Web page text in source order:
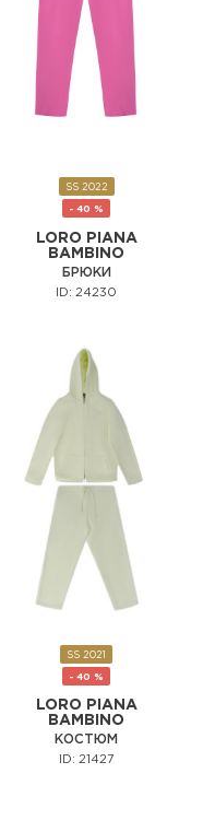
SS 2022
- 40 %
LORO PIANA
BAMBINO
БРЮКИ
ID: 24230
SS 2021
- 40 %
LORO PIANA
BAMBINO
КОСТЮМ
ID: 21427